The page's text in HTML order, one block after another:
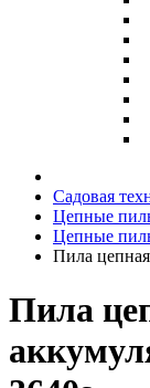
Садовая
Цепные
Цепные
Пила
Пила